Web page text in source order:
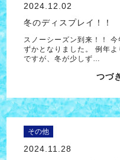
2024.12.02
冬のディスプレイ！！
スノーシーズン到来！！ 今
ずかとなりました。 例年よ
ですが、冬が少しず…
つづ
その他
2024.11.28